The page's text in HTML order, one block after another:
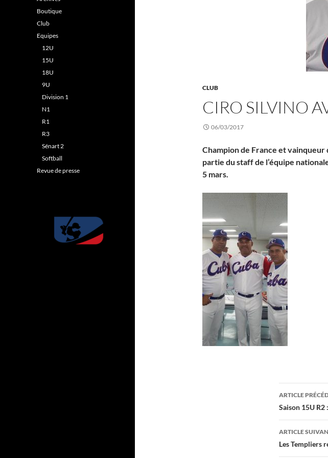
CLUB
CIRO SILVINO
06/03/2017
Champion de France et vainqueur
partie du staff de l’équipe
5 mars.
des
articles
ARTICLE
Saison 15U R2
ARTICLE
Les Templiers
Boutique
Club
Equipes
12U
15U
18U
9U
Division 1
N1
R1
R3
Sénart 2
Softball
Revue de presse